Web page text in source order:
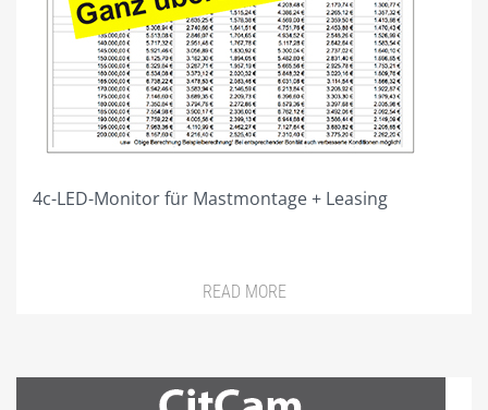
SONDERFORMATE MAXIWALL + MAXITRUSS
PROJEKTIERUNG
GALERIE
SHOP NUR FÜR GEWERBETREIBENDE!
PLZ 2
4c-LED-Monitor für Mastmontage + Leasing
READ MORE